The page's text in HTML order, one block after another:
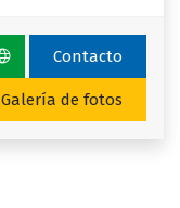
Contacto
Galería de fotos